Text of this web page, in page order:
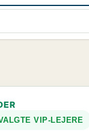
VIP-LEJERE